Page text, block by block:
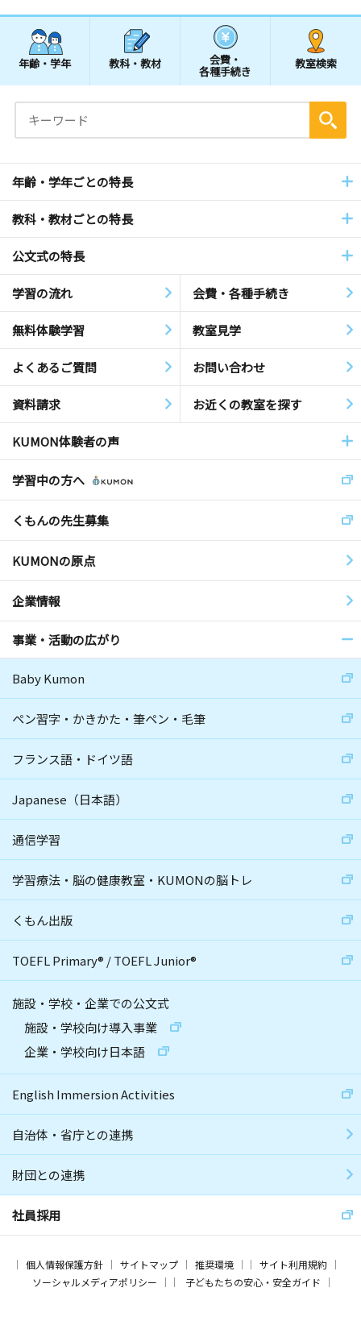
年齢・学年 教科・教材 会費・
各種手続き
教室検索
年齢・学年ごとの特長
教科・教材ごとの特長
公文式の特長
学習の流れ 会費・各種手続き
無料体験学習 教室見学
よくあるご質問 お問い合わせ
資料請求 お近くの教室を探す
KUMON体験者の声
学習中の方へ
くもんの先生募集
KUMONの原点
企業情報
事業・活動の広がり
Baby Kumon
ペン習字・かきかた・筆ペン・毛筆
フランス語・ドイツ語
Japanese（日本語）
通信学習
学習療法・脳の健康教室・KUMONの脳トレ
くもん出版
TOEFL Primary® /TOEFL Junior®
施設・学校・企業での公文式
施設・学校向け導入事業
企業・学校向け日本語
English Immersion Activities
自治体・省庁との連携
財団との連携
社員採用
個人情報保護方針 サイトマップ 推奨環境
サイト利用規約
ソーシャルメディアポリシー
子どもたちの安心・安全ガイド